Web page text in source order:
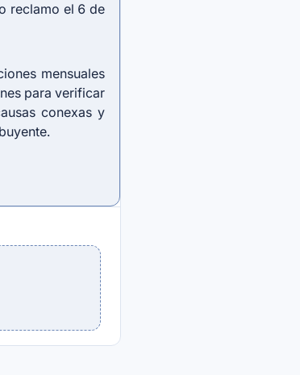
reclamo el 6 de
mensuales
para verificar
conexas y